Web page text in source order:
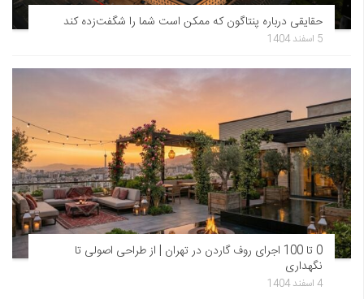
حقایقی درباره پنتاگون که ممکن است شما را شگفت‌زده کند
5 اسفند 1404
0 تا 100 اجرای روف گاردن در تهران | از طراحی اصولی تا
نگهداری
4 اسفند 1404